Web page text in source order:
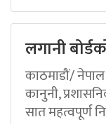
लगानी
काठमाडौं/
कानुनी,
सात महत्वपूर्ण